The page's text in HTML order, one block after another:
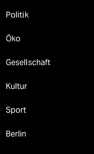
Politik
Öko
Gesellschaft
Kultur
Sport
Berlin